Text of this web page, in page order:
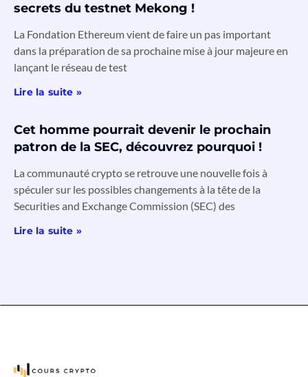
secrets du testnet Mekong !
La Fondation Ethereum vient de faire un pas important
dans la préparation de sa prochaine mise à jour majeure en
lançant le réseau de test
Lire la suite »
Cet homme pourrait devenir le prochain
patron de la SEC, découvrez pourquoi !
La communauté crypto se retrouve une nouvelle fois à
spéculer sur les possibles changements à la tête de la
Securities and Exchange Commission (SEC) des
Lire la suite »